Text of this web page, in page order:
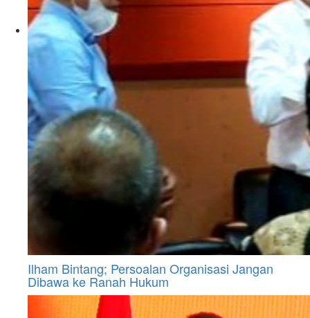
Ilham Bintang; Persoalan Organisasi Jangan
Dibawa ke Ranah Hukum